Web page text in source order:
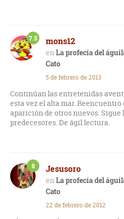
mons12
La profecía del
Cato
7.5
5 de febrero de 2013
Continúan las entretenidas
esta vez el alta mar.
aparición de otros nuevos. Sigue
predecesores. De ágil lectura.
Jesusoro
La profecía del
Cato
8
22 de febrero de 2012